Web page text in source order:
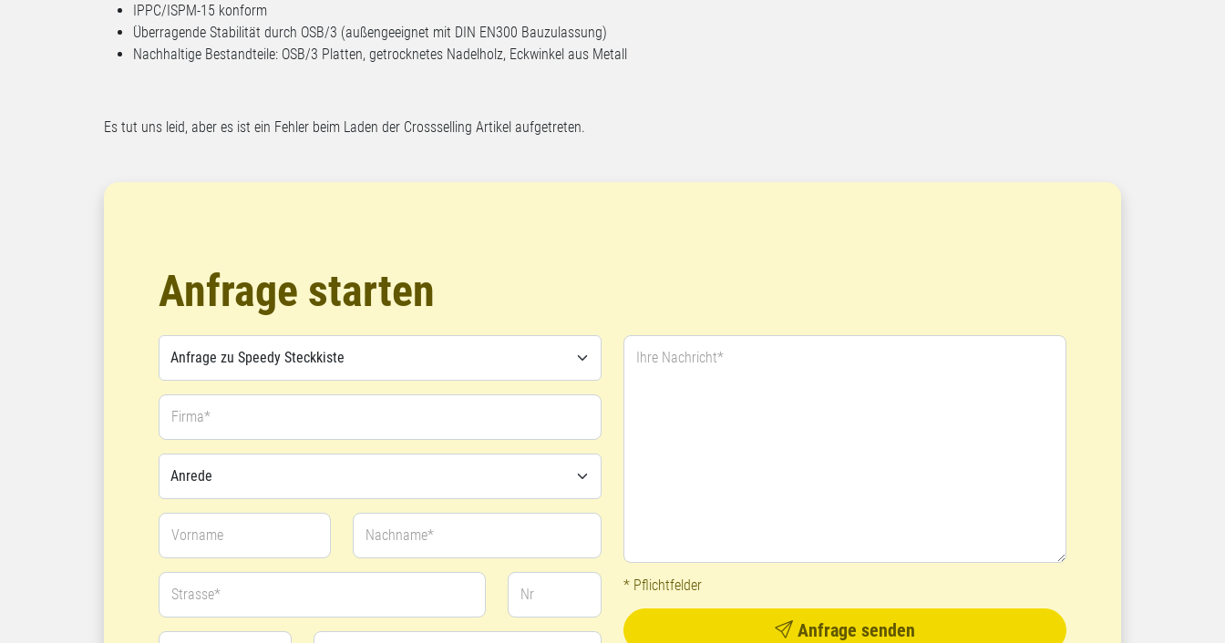
IPPC/ISPM-15 konform
Überragende Stabilität durch OSB/3 (außengeeignet mit DIN EN300 Bauzulassung)
Nachhaltige Bestandteile: OSB/3 Platten, getrocknetes Nadelholz, Eckwinkel aus Metall
Es tut uns leid, aber es ist ein Fehler beim Laden der Crossselling Artikel aufgetreten.
Anfrage starten
Firma*
Vorname Nachname*
Strasse* Nr
Ihre Nachricht*
* Pflichtfelder
Anfrage senden